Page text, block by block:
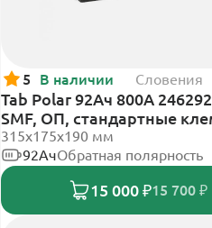
5 В наличии Словения
Tab Polar 92Ач 800А
SMF, ОП, стандартные
315x175x190 мм
92АчОбратная полярность
15 000 ₽15 700 ₽